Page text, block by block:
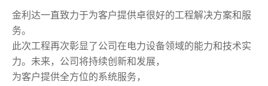
金利达一直致力于为客户提供卓很好的工程解决方案和服
务。
此次工程再次彰显了公司在电力设备领域的能力和技术实
力。未来，公司将持续创新和发展，
为客户提供全方位的系统服务，